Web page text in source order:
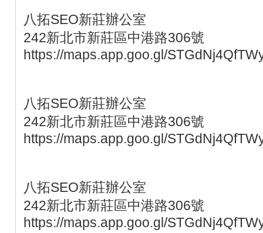
八拓SEO新莊辦公室
242新北市新莊區中港路306號
https://maps.app.goo.gl/
八拓SEO新莊辦公室
242新北市新莊區中港路306號
https://maps.app.goo.gl/
八拓SEO新莊辦公室
242新北市新莊區中港路306號
https://maps.app.goo.gl/